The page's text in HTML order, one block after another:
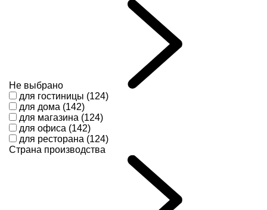
Не выбрано
для гостиницы (124)
для дома (142)
для магазина (124)
для офиса (142)
для ресторана (124)
Страна производства